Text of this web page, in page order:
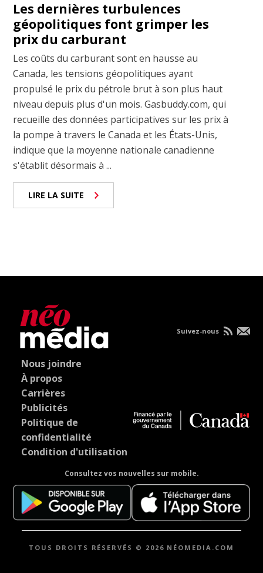
Les dernières turbulences
géopolitiques font grimper les
prix du carburant
Les coûts du carburant sont en hausse au
Canada, les tensions géopolitiques ayant
propulsé le prix du pétrole brut à son plus haut
niveau depuis plus d'un mois. Gasbuddy.com, qui
recueille des données participatives sur les prix à
la pompe à travers le Canada et les États-Unis,
indique que la moyenne nationale canadienne
s'établit désormais à ...
LIRE LA SUITE
Nous joindre
À propos
Carrières
Publicités
Politique de
confidentialité
Condition d'utilisation
Consultez vos nouvelles sur mobile.
Suivez-nous
TOUS DROITS RÉSERVÉS © 2026 NÉOMEDIA.COM